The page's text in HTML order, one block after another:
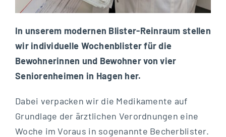
In unserem modernen Blister-Reinraum stellen
wir individuelle Wochenblister für die
Bewohnerinnen und Bewohner von vier
Seniorenheimen in Hagen her.
Dabei verpacken wir die Medikamente auf
Grundlage der ärztlichen Verordnungen eine
Woche im Voraus in sogenannte Becherblister.